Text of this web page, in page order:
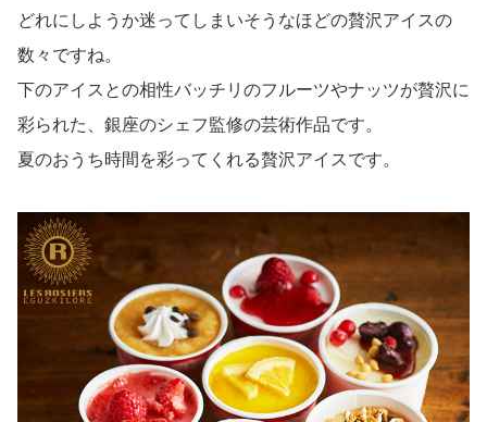
どれにしようか迷ってしまいそうなほどの贅沢アイスの
数々ですね。
下のアイスとの相性バッチリのフルーツやナッツが贅沢に
彩られた、銀座のシェフ監修の芸術作品です。
夏のおうち時間を彩ってくれる贅沢アイスです。